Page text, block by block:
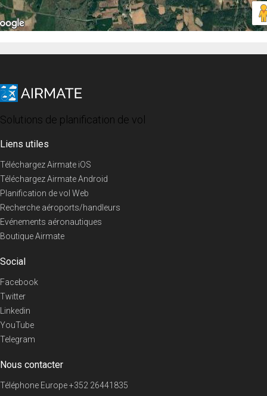
Solutions de planification de vol
Liens utiles
Téléchargez Airmate iOS
Téléchargez Airmate Android
Planification de vol Web
Recherche aéroports/handleurs
Evénements aéronautiques
Boutique Airmate
Social
Facebook
Twitter
Linkedin
YouTube
Telegram
Nous contacter
Téléphone Europe+352 26441835